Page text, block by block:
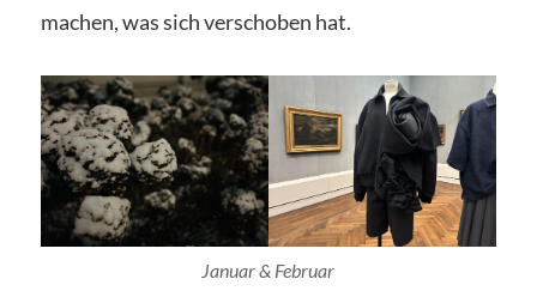
machen, was sich verschoben hat.
Januar & Februar